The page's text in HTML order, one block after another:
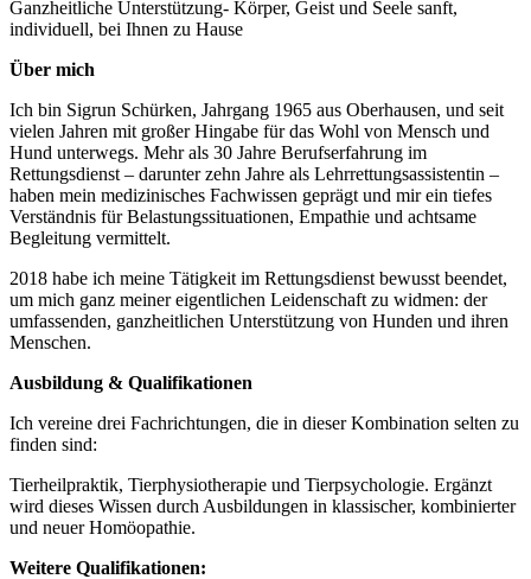
Ganzheitliche Unterstützung- Körper, Geist und Seele sanft,
individuell, bei Ihnen zu Hause
Über mich
Ich bin Sigrun Schürken, Jahrgang 1965 aus Oberhausen, und seit
vielen Jahren mit großer Hingabe für das Wohl von Mensch und
Hund unterwegs. Mehr als 30 Jahre Berufserfahrung im
Rettungsdienst – darunter zehn Jahre als Lehrrettungsassistentin –
haben mein medizinisches Fachwissen geprägt und mir ein tiefes
Verständnis für Belastungssituationen, Empathie und achtsame
Begleitung vermittelt.
2018 habe ich meine Tätigkeit im Rettungsdienst bewusst beendet,
um mich ganz meiner eigentlichen Leidenschaft zu widmen: der
umfassenden, ganzheitlichen Unterstützung von Hunden und ihren
Menschen.
Ausbildung & Qualifikationen
Ich vereine drei Fachrichtungen, die in dieser Kombination selten zu
finden sind:
Tierheilpraktik, Tierphysiotherapie und Tierpsychologie. Ergänzt
wird dieses Wissen durch Ausbildungen in klassischer, kombinierter
und neuer Homöopathie.
Weitere Qualifikationen: